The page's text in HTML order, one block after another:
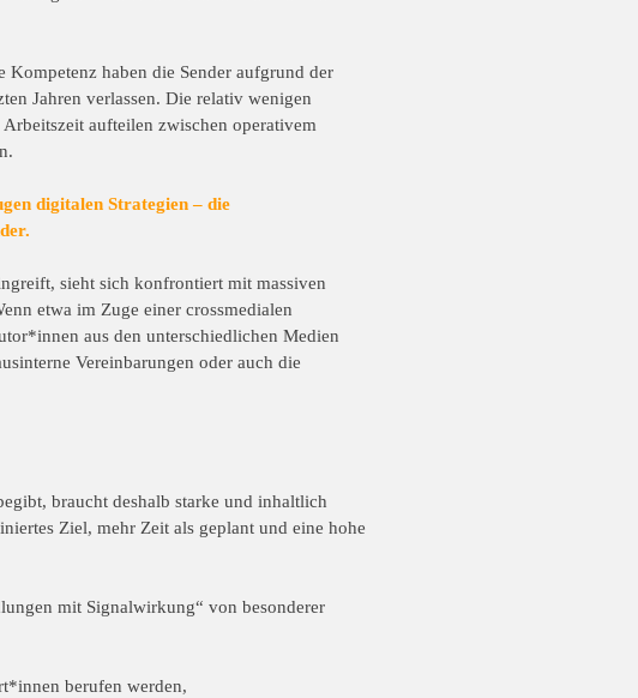
haben die Sender aufgrund der
Jahren verlassen. Die relativ wenigen
aufteilen zwischen operativem
digitalen Strategien – die
sieht sich konfrontiert mit massiven
etwa im Zuge einer crossmedialen
aus den unterschiedlichen Medien
Vereinbarungen oder auch die
braucht deshalb starke und inhaltlich
Ziel, mehr Zeit als geplant und eine hohe
mit Signalwirkung“ von besonderer
berufen werden,